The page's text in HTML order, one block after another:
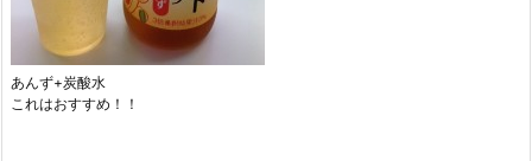
あんず+炭酸水
これはおすすめ！！